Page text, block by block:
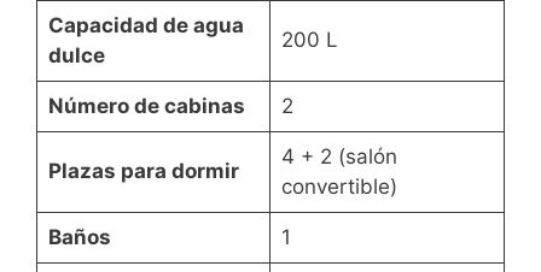
Capacidad de agua
dulce
200 L
Número de cabinas 2
Plazas para dormir
4 + 2 (salón
convertible)
Baños 1